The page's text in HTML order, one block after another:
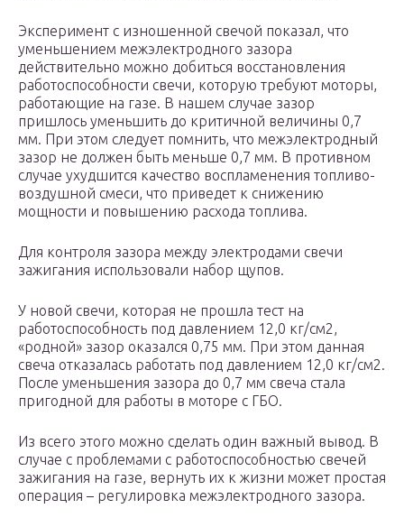
Эксперимент с изношенной свечой показал, что
уменьшением межэлектродного зазора
действительно можно добиться восстановления
работоспособности свечи, которую требуют моторы,
работающие на газе. В нашем случае зазор
пришлось уменьшить до критичной величины 0,7
мм. При этом следует помнить, что межэлектродный
зазор не должен быть меньше 0,7 мм. В противном
случае ухудшится качество воспламенения топливо-
воздушной смеси, что приведет к снижению
мощности и повышению расхода топлива.
Для контроля зазора между электродами свечи
зажигания использовали набор щупов.
У новой свечи, которая не прошла тест на
работоспособность под давлением 12,0 кг/см2,
«родной» зазор оказался 0,75 мм. При этом данная
свеча отказалась работать под давлением 12,0 кг/см2.
После уменьшения зазора до 0,7 мм свеча стала
пригодной для работы в моторе с ГБО.
Из всего этого можно сделать один важный вывод. В
случае с проблемами с работоспособностью свечей
зажигания на газе, вернуть их к жизни может простая
операция – регулировка межэлектродного зазора.